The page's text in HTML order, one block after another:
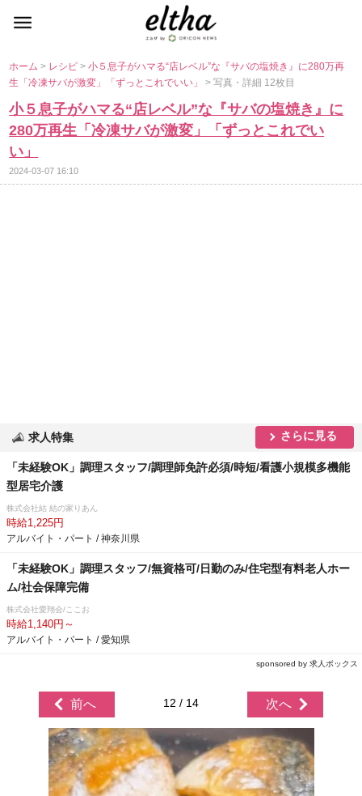
ホーム> レシピ>小５息子がハマる“店レベル”な『サバの塩焼き』に280万再
生「冷凍サバが激変」「ずっとこれでいい」> 写真・詳細 12枚目
小５息子がハマる“店レベル”な『サバの塩焼き』に
280万再生「冷凍サバが激変」「ずっとこれでい
い」
2024-03-07 16:10
求人特集 さらに見る
「未経験OK」調理スタッフ/調理師免許必須/時短/看護小規模多機能
型居宅介護
株式会社結 結の家りあん
時給1,225円
アルバイト・パート / 神奈川県
「未経験OK」調理スタッフ/無資格可/日勤のみ/住宅型有料老人ホー
ム/社会保障完備
株式会社愛翔会/ここお
時給1,140円～
アルバイト・パート / 愛知県
sponsored by 求人ボックス
前へ 12 / 14 次へ